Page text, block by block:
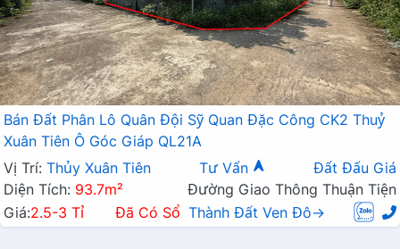
Bán Đất Phân Lô Quân Đội Sỹ Quan Đặc Công CK2 Thuỷ
Xuân Tiên Ô Góc Giáp QL21A
Vị Trí: Thủy Xuân Tiên Tư Vấn
Đất Đấu Giá
Diện Tích: 93.7m²
Đường Giao Thông Thuận Tiện
Giá:2.5-3 Tỉ Đã Có Sổ Thành Đất Ven Đô→